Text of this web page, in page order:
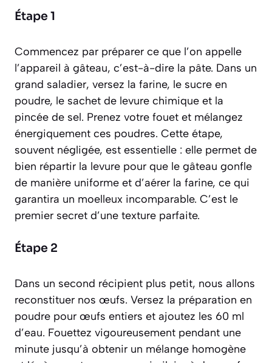
Étape 1
Commencez par préparer ce que l’on appelle
l’appareil à gâteau, c’est-à-dire la pâte. Dans un
grand saladier, versez la farine, le sucre en
poudre, le sachet de levure chimique et la
pincée de sel. Prenez votre fouet et mélangez
énergiquement ces poudres. Cette étape,
souvent négligée, est essentielle : elle permet de
bien répartir la levure pour que le gâteau gonfle
de manière uniforme et d’aérer la farine, ce qui
garantira un moelleux incomparable. C’est le
premier secret d’une texture parfaite.
Étape 2
Dans un second récipient plus petit, nous allons
reconstituer nos œufs. Versez la préparation en
poudre pour œufs entiers et ajoutez les 60 ml
d’eau. Fouettez vigoureusement pendant une
minute jusqu’à obtenir un mélange homogène